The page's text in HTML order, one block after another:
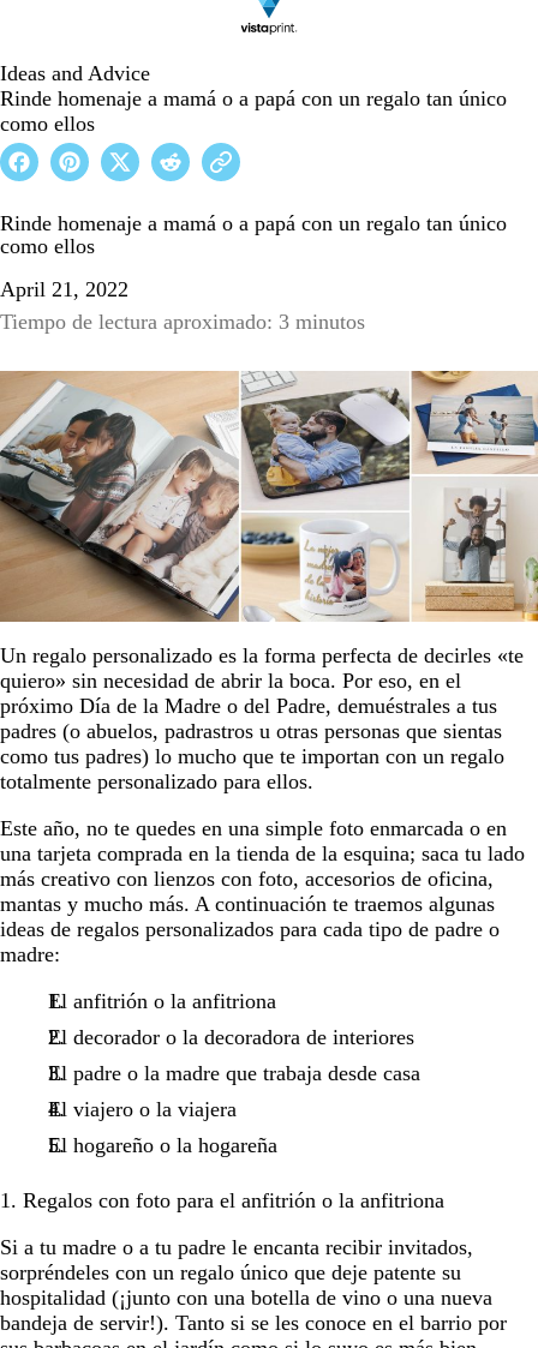
Ideas and Advice
Rinde homenaje a mamá o a papá con un regalo tan único
como ellos
Rinde homenaje a mamá o a papá con un regalo tan único
como ellos
April 21, 2022
Tiempo de lectura aproximado: 3 minutos
Un regalo personalizado es la forma perfecta de decirles «te
quiero» sin necesidad de abrir la boca. Por eso, en el
próximo Día de la Madre o del Padre, demuéstrales a tus
padres (o abuelos, padrastros u otras personas que sientas
como tus padres) lo mucho que te importan con un regalo
totalmente personalizado para ellos.
Este año, no te quedes en una simple foto enmarcada o en
una tarjeta comprada en la tienda de la esquina; saca tu lado
más creativo con lienzos con foto, accesorios de oficina,
mantas y mucho más. A continuación te traemos algunas
ideas de regalos personalizados para cada tipo de padre o
madre:
El anfitrión o la anfitriona
El decorador o la decoradora de interiores
El padre o la madre que trabaja desde casa
El viajero o la viajera
El hogareño o la hogareña
1. Regalos con foto para el anfitrión o la anfitriona
Si a tu madre o a tu padre le encanta recibir invitados,
sorpréndeles con un regalo único que deje patente su
hospitalidad (¡junto con una botella de vino o una nueva
bandeja de servir!). Tanto si se les conoce en el barrio por